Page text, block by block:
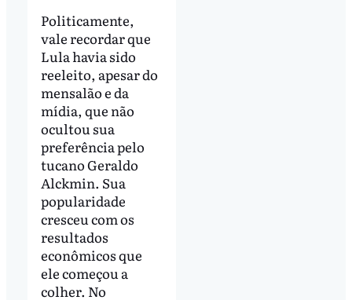
Politicamente,
vale recordar que
Lula havia sido
reeleito, apesar do
mensalão e da
mídia, que não
ocultou sua
preferência pelo
tucano Geraldo
Alckmin. Sua
popularidade
cresceu com os
resultados
econômicos que
ele começou a
colher. No